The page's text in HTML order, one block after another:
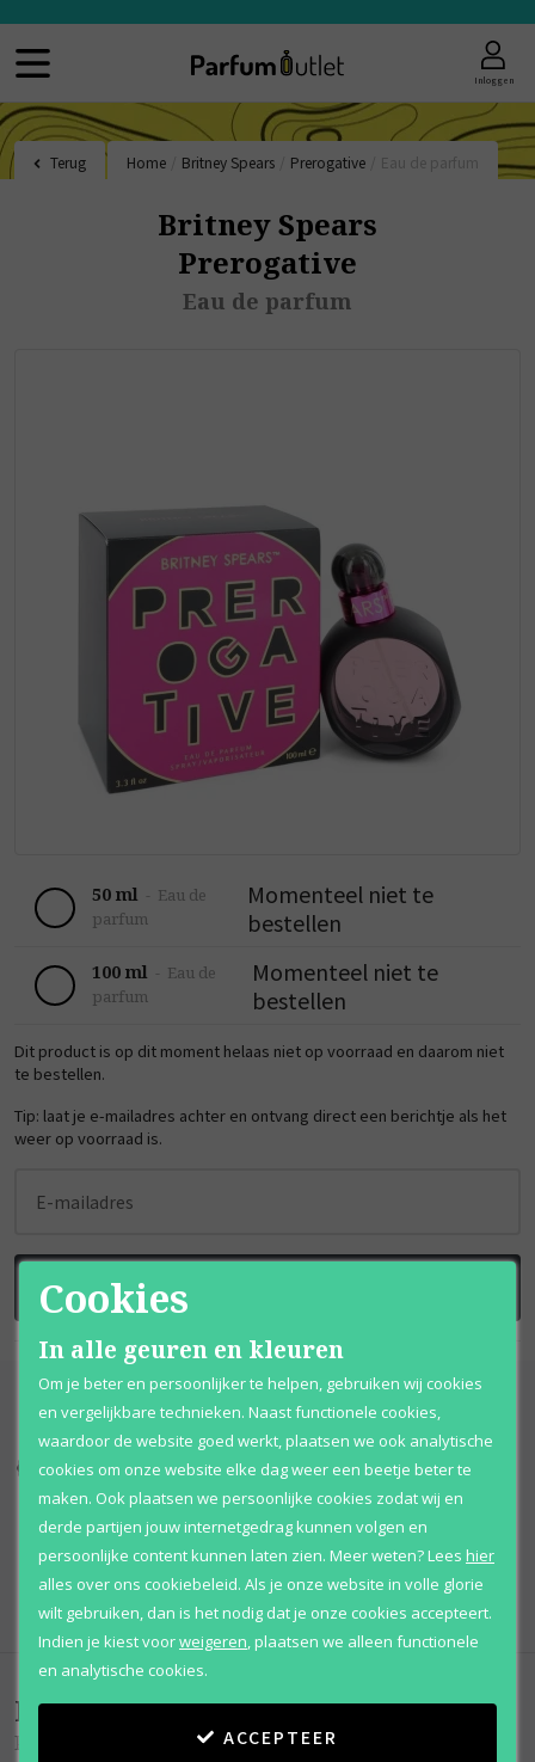
Inloggen
Terug Home Britney Spears Prerogative
Britney Spears
Prerogative
Eau de parfum
50 ml - Eau de
parfum
Momenteel niet te
bestellen
100 ml - Eau de
parfum
Momenteel niet te
bestellen
Dit product is op dit moment helaas niet op voorraad en daarom niet
te bestellen.
Tip: laat je e-mailadres achter en ontvang direct een berichtje als het
weer op voorraad is.
E-mailadres
BRENG ME OP DE HOOGTE
Kortingen tot wel 70% Al 12 jaar voordelig
100% originele parfums Afhalen mogelijk
Qshops Keurmerk
Beoordelingen(0)
Prerogative
Cookies
In alle geuren en kleuren
Om je beter en persoonlijker te helpen, gebruiken wij cookies
en vergelijkbare technieken. Naast functionele cookies,
waardoor de website goed werkt, plaatsen we ook analytische
cookies om onze website elke dag weer een beetje beter te
maken. Ook plaatsen we persoonlijke cookies zodat wij en
derde partijen jouw internetgedrag kunnen volgen en
persoonlijke content kunnen laten zien. Meer weten?Lees hier
alles over ons cookiebeleid. Als je onze website in volle glorie
wilt gebruiken, dan is het nodig dat je onze cookies accepteert.
Indien je kiest voorweigeren plaatsen we alleen functionele
en analytische cookies.
ACCEPTEER